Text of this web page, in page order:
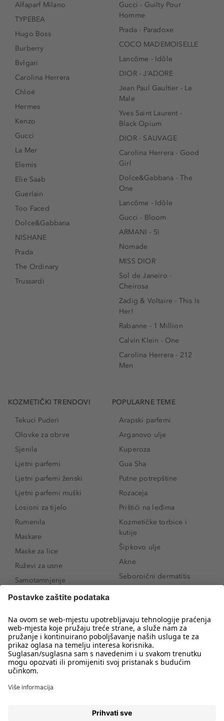
Alfaparf Milano
TYPEBEA
Hugo Boss
Burberry
Bvlgari
Carolina Herrera
Chloé
Hermes
Kenzo
Gucci
La Mer
Elemis
Elie Saab
Guerlain
Too Faced
Dolce&Gabbana
NISHANE
Prada
The Ordinary
Trussardi
Gucci - Guilty Pour
Homme
Prada - Paradoxe
COCO MADEMOISELLE
Lancôme - Idôle
DIOR - J’ADORE
Jean Paul Gaultier - Le
Male
Yves Saint Laurent -
Black Opium
DIOR - SAUVAGE
Carolina Herrera - Good
Girl
Dolce&Gabbana - The
One
Lancôme - Idôle
Gucci - Bloom
ARMANI - Sì
Nomade
MISS DIOR
Sol de Janeiro -
Cheirosa
Zadig & Voltaire - This Is
Her!
Rabanne - 1 Million
Calvin Klein - One
Carolina Herrera - 212
Men
KOZMETIČKI TRENDOVI
Tekuci Puderi
Olovke za obrve
Sjenila
Ljetni parfemi
Ljetni parfemi ženski
Ljetni parfemi muški
Losioni za tijelo
Rumenila
Maskare
Maske za lice
Ruževi za usne
Samotamnjenje
Puderi
Proizvodi za obrve
Sunce i zaštita
Serumi za lice
Proizvodi za čišćenje lica
POPULARNE TEME
Arapski parfemi
Arganovo ulje
Kuperoza
Gua Sha
Putne potrepštine
Rozaceja
Prištići na leđima
Kozmetičke torbice i
kutije
Šipkovo ulje
Akne
Seboroični dermatitis
Novo
Koji mi parfem
odgovara?
Kako našminkati oči da
Kako ukloniti mitesere